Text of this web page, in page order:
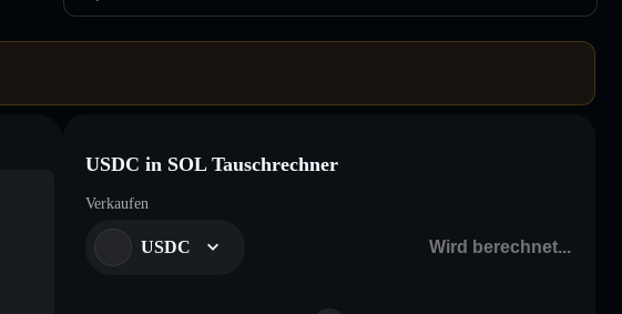
USDC in SOL Tauschrechner
Verkaufen
USDC